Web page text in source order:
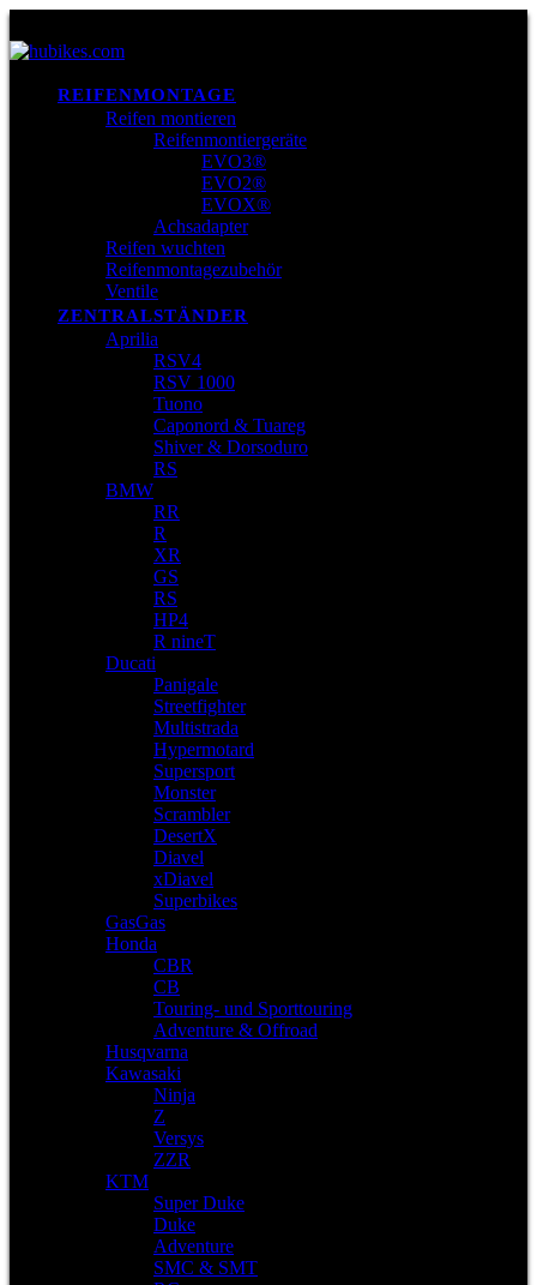
REIFENMONTAGE
Reifen montieren
Reifenmontiergeräte
EVO3®
EVO2®
EVOX®
Achsadapter
Reifen wuchten
Reifenmontagezubehör
Ventile
ZENTRALSTÄNDER
Aprilia
RSV4
RSV 1000
Tuono
Caponord & Tuareg
Shiver & Dorsoduro
RS
BMW
RR
R
XR
GS
RS
HP4
R nineT
Ducati
Panigale
Streetfighter
Multistrada
Hypermotard
Supersport
Monster
Scrambler
DesertX
Diavel
xDiavel
Superbikes
GasGas
Honda
CBR
CB
Touring- und Sporttouring
Adventure & Offroad
Husqvarna
Kawasaki
Ninja
Z
Versys
ZZR
KTM
Super Duke
Duke
Adventure
SMC & SMT